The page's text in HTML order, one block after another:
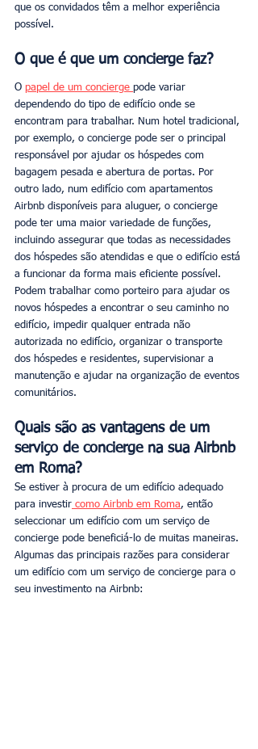
que os convidados têm a melhor experiência
possível.
O que é que um concierge faz?
O papel de um concierge pode variar
dependendo do tipo de edifício onde se
encontram para trabalhar. Num hotel tradicional,
por exemplo, o concierge pode ser o principal
responsável por ajudar os hóspedes com
bagagem pesada e abertura de portas. Por
outro lado, num edifício com apartamentos
Airbnb disponíveis para aluguer, o concierge
pode ter uma maior variedade de funções,
incluindo assegurar que todas as necessidades
dos hóspedes são atendidas e que o edifício está
a funcionar da forma mais eficiente possível.
Podem trabalhar como porteiro para ajudar os
novos hóspedes a encontrar o seu caminho no
edifício, impedir qualquer entrada não
autorizada no edifício, organizar o transporte
dos hóspedes e residentes, supervisionar a
manutenção e ajudar na organização de eventos
comunitários.
Quais são as vantagens de um
serviço de concierge na sua Airbnb
em Roma?
Se estiver à procura de um edifício adequado
para investir como Airbnb em Roma, então
seleccionar um edifício com um serviço de
concierge pode beneficiá-lo de muitas maneiras.
Algumas das principais razões para considerar
um edifício com um serviço de concierge para o
seu investimento na Airbnb: